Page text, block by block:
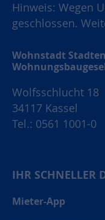
Hinweis: Wegen
geschlossen.
Wohnstadt
Wolfsschlucht 18
34117 Kassel
Tel.: 0561 1001-0
IHR SCHNELLER
Mieter-App